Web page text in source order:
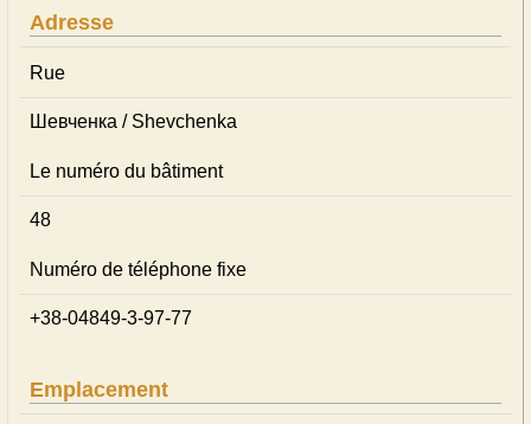
Adresse
Rue
Шевченка / Shevchenka
Le numéro du bâtiment
48
Numéro de téléphone fixe
+38-04849-3-97-77
Emplacement